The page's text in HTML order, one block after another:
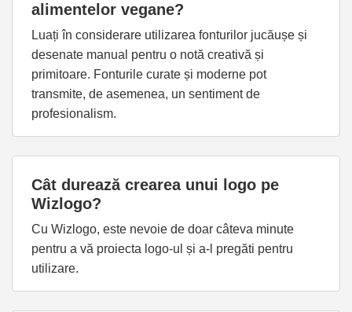
alimentelor vegane?
Luați în considerare utilizarea fonturilor jucăușe și
desenate manual pentru o notă creativă și
primitoare. Fonturile curate și moderne pot
transmite, de asemenea, un sentiment de
profesionalism.
Cât durează crearea unui logo pe
Wizlogo?
Cu Wizlogo, este nevoie de doar câteva minute
pentru a vă proiecta logo-ul și a-l pregăti pentru
utilizare.